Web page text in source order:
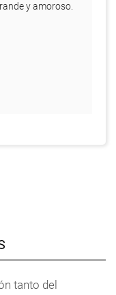
y amoroso.
tanto del